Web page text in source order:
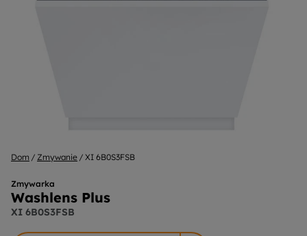
Dom Zmywanie XI 6B0S3FSB
Zmywarka
Washlens Plus
XI 6B0S3FSB